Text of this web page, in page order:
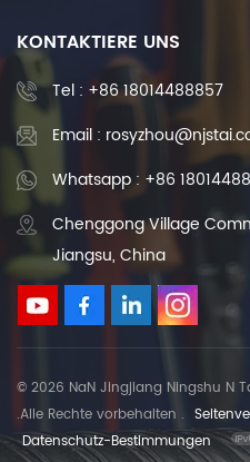
KONTAKTIERE UNS
Tel : +86 18014488857
Email :
Whatsapp : +86
Chenggong Village
Jiangsu, China
© 2026 NaN Jingjiang Ningshu N
.Alle Rechte vorbehalten .
Datenschutz-Bestimmungen